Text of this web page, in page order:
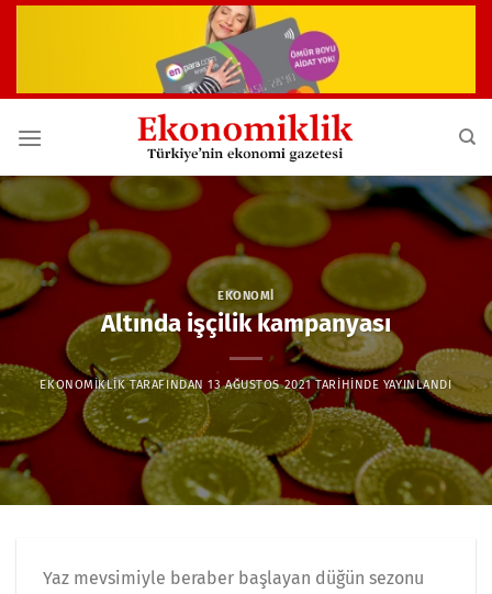
EKONOMI
Altında işçilik kampanyası
EKONOMIKLIKTARAFINDAN 13 AĞUSTOS 2021TARIHINDE YAYINLANDI
Yaz mevsimiyle beraber başlayan düğün sezonu